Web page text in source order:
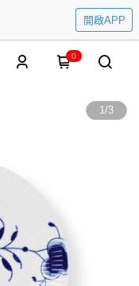
開啟APP
0
1/3